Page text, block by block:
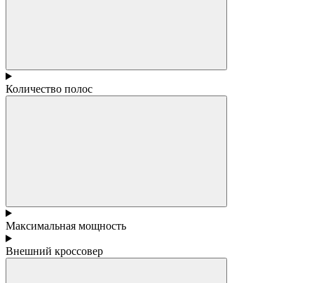
Количество полос
Максимальная мощность
Внешний кроссовер